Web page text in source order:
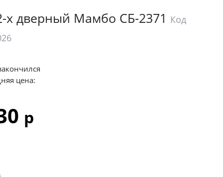
дверный Мамбо СБ-2371 Код
цена:
р